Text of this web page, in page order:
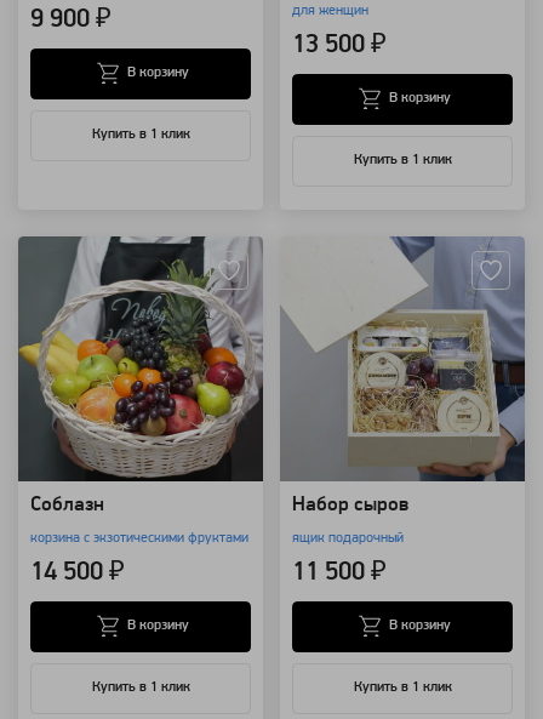
9 900 ₽
Купить в 1 клик
В корзину
для женщин
13 500 ₽
Купить в 1 клик
В корзину
Соблазн
корзина с экзотическими фруктами
14 500 ₽
Купить в 1 клик
В корзину
Набор сыров
ящик подарочный
11 500 ₽
Купить в 1 клик
В корзину